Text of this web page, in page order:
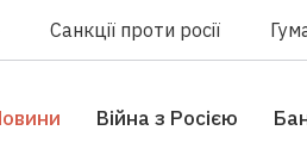
Санкції проти росії
Війна з Росією